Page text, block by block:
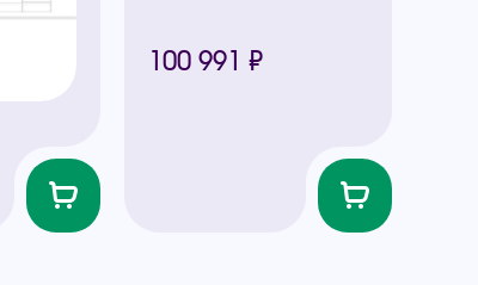
100 991 ₽